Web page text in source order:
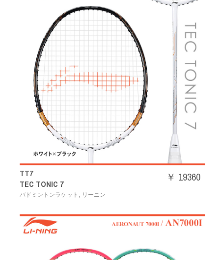
TT7
TEC TONIC 7
バドミントンラケット , リーニン
￥ 19360